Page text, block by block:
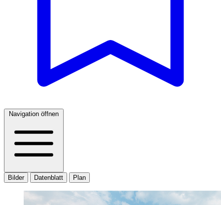
Navigation öffnen
Bilder Datenblatt Plan